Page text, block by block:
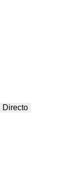
Directo